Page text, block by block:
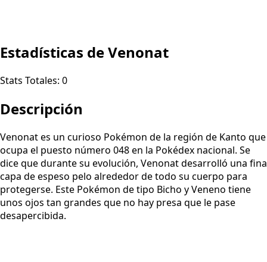
Estadísticas de Venonat
Stats Totales: 0
Descripción
Venonat es un curioso Pokémon de la región de Kanto que
ocupa el puesto número 048 en la Pokédex nacional. Se
dice que durante su evolución, Venonat desarrolló una fina
capa de espeso pelo alrededor de todo su cuerpo para
protegerse. Este Pokémon de tipo Bicho y Veneno tiene
unos ojos tan grandes que no hay presa que le pase
desapercibida.